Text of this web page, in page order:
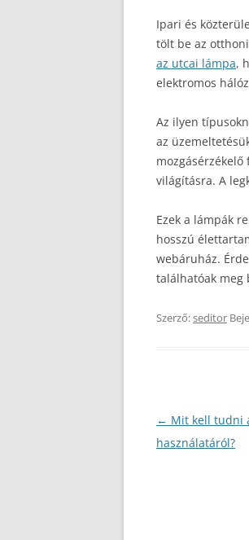
Ipari és
tölt be az
az utcai lámpa,
elektromos
Az ilyen
az
világításra. A
Ezek a lámpák
hosszú
webáruház.
találhatóak meg
Szerző:seditor
Bejegyzés
navigáció
← Mit kell tudni
használatáról?